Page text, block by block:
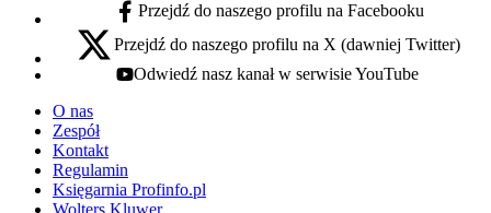
facebook - otwiera się w nowej karcie
Przejdź do naszego profilu na Facebooku
x - otwiera się w nowej karcie
Przejdź do naszego profilu na X (dawniej Twitter)
youtube - otwiera się w nowej karcie
Odwiedź nasz kanał w serwisie YouTube
O nas
Zespół
Kontakt
Regulamin
Księgarnia Profinfo.pl
Wolters Kluwer